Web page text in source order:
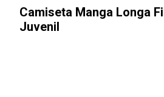
Camiseta Manga Longa
Juvenil